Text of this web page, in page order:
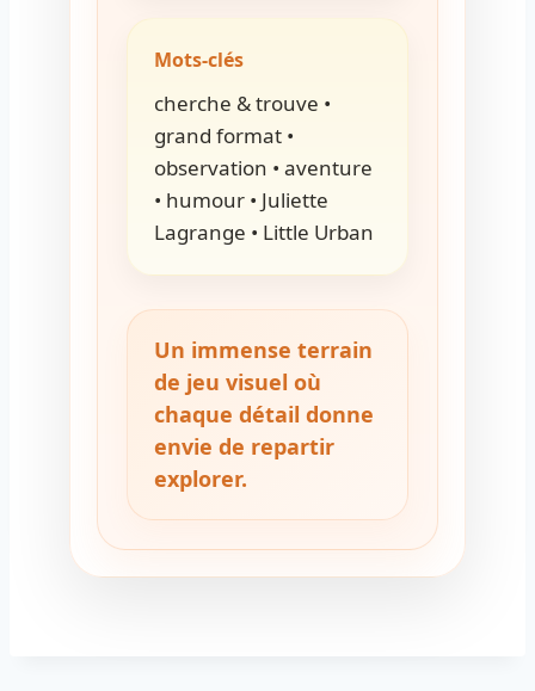
Mots-clés
cherche & trouve •
grand format •
observation • aventure
• humour • Juliette
Lagrange • Little Urban
Un immense terrain
de jeu visuel où
chaque détail donne
envie de repartir
explorer.